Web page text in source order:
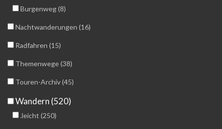
Burgenweg (8)
Nachtwanderungen (16)
Radfahren (15)
Themenwege (38)
Touren-Archiv (45)
Wandern (520)
.leicht (250)